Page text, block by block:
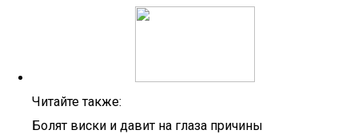
Читайте также:
Болят виски и давит на глаза причины